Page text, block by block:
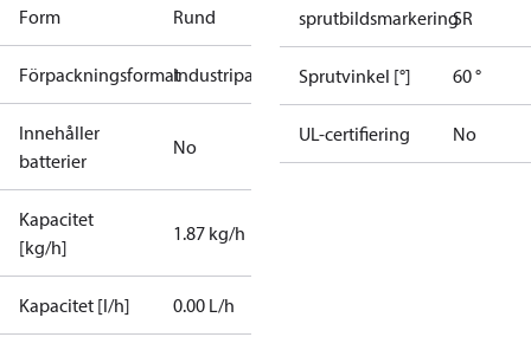
Form Rund
FörpackningsformatIndustripack
Innehåller
batterier
No
Kapacitet
[kg/h]
1.87 kg/h
Kapacitet [l/h] 0.00 L/h
sprutbildsmarkeringSR
Sprutvinkel [°] 60 °
UL-certifiering No